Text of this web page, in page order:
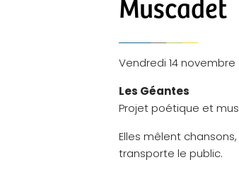
Vendredi 14 novembre
Les Géantes
Projet poétique et
Elles mêlent
transporte le public.